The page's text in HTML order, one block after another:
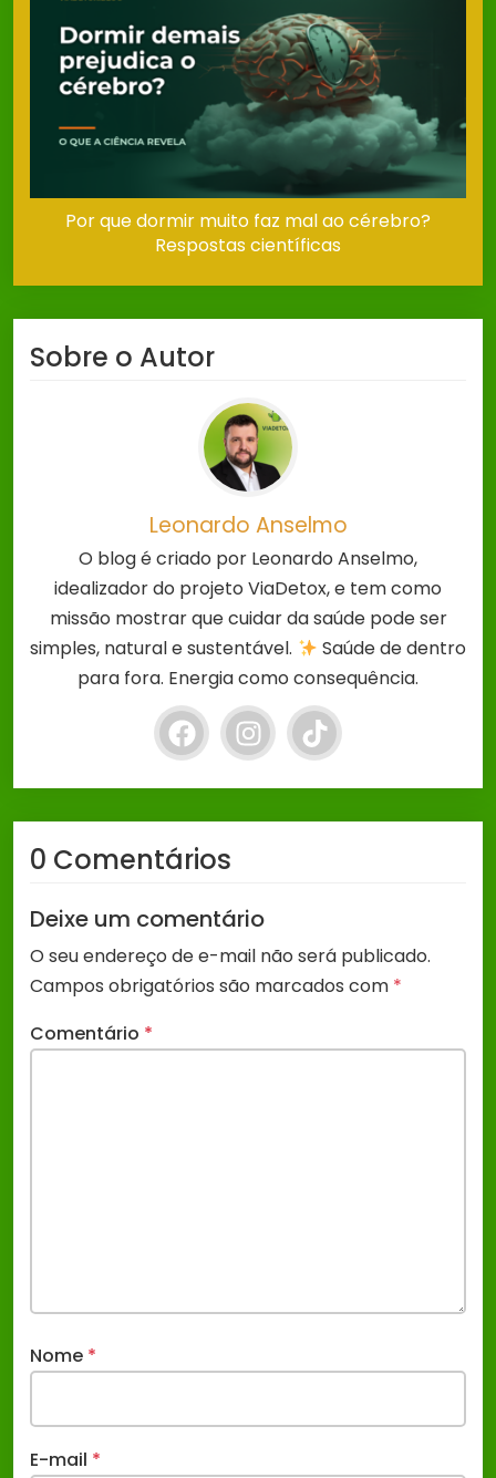
Por que dormir muito faz mal ao cérebro?
Respostas científicas
Sobre o Autor
Leonardo Anselmo
O blog é criado por Leonardo Anselmo,
idealizador do projeto ViaDetox, e tem como
missão mostrar que cuidar da saúde pode ser
simples, natural e sustentável.
Saúde de dentro
para fora. Energia como consequência.
0 Comentários
Deixe um comentário
O seu endereço de e-mail não será publicado.
Campos obrigatórios são marcados com *
Comentário *
Nome *
E-mail *